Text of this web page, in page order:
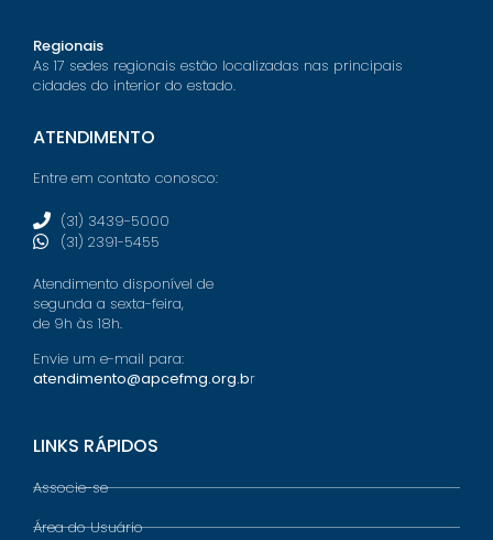
Regionais
As 17 sedes regionais estão localizadas nas principais
cidades do interior do estado.
ATENDIMENTO
Entre em contato conosco:
(31) 3439-5000
(31) 2391-5455
Atendimento disponível de
segunda a sexta-feira,
de 9h às 18h.
Envie um e-mail para:
atendimento@apcefmg.org.br
LINKS RÁPIDOS
Associe-se
Área do Usuário